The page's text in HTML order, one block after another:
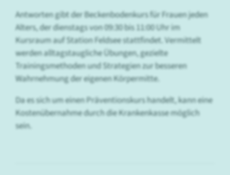
Antworten gibt der Beckenbodenkurs für Frauen jeden
Alters, der dienstags von 09:30 bis 11:00 Uhr im
Kursraum auf Station Feldsee stattfindet. Vermittelt
werden alltagstaugliche Übungen, gezielte
Trainingsmethoden und Strategien zur besseren
Wahrnehmung der eigenen Körpermitte.
Da es sich um einen Präventionskurs handelt, kann eine
Kostenübernahme durch die Krankenkasse möglich
sein.